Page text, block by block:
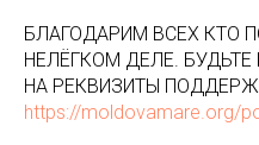
БЛАГОДАРИМ ВСЕХ КТО
НЕЛЁГКОМ ДЕЛЕ.
НА РЕКВИЗИТЫ
https://moldovamare.org/